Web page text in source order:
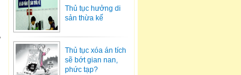
Thủ tục hưởng di
sản thừa kế
Thủ tục xóa án tích
sẽ bớt gian nan,
phức tạp?